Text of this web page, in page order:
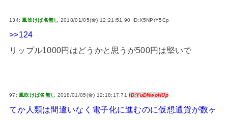
134: 風吹けば名無し 2018/01/05(金) 12:21:51.90 ID:X5NPrY5Cp
>>124
リップル1000円はどうかと思うが500円は堅いで
97:風吹けば名無し 2018/01/05(金) 12:18:17.71ID:YuDNwoHUp
てか人類は間違いなく電子化に進むのに仮想通貨が数ヶ